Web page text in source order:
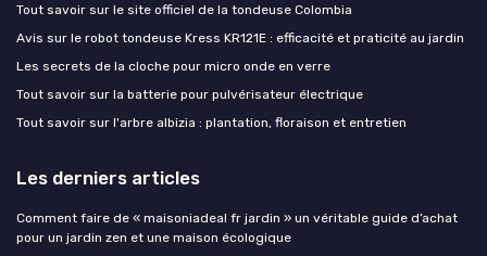
Tout savoir sur le site officiel de la tondeuse Colombia
Avis sur le robot tondeuse Kress KR121E : efficacité et praticité au jardin
Les secrets de la cloche pour micro onde en verre
Tout savoir sur la batterie pour pulvérisateur électrique
Tout savoir sur l'arbre albizia : plantation, floraison et entretien
Les derniers articles
Comment faire de « maisoniadeal fr jardin » un véritable guide d’achat
pour un jardin zen et une maison écologique